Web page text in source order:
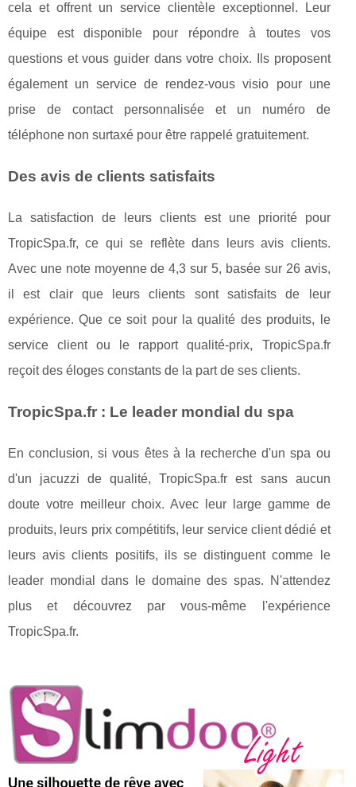
cela et offrent un service clientèle exceptionnel. Leur
équipe est disponible pour répondre à toutes vos
questions et vous guider dans votre choix. Ils proposent
également un service de rendez-vous visio pour une
prise de contact personnalisée et un numéro de
téléphone non surtaxé pour être rappelé gratuitement.
Des avis de clients satisfaits
La satisfaction de leurs clients est une priorité pour
TropicSpa.fr, ce qui se reflète dans leurs avis clients.
Avec une note moyenne de 4,3 sur 5, basée sur 26 avis,
il est clair que leurs clients sont satisfaits de leur
expérience. Que ce soit pour la qualité des produits, le
service client ou le rapport qualité-prix, TropicSpa.fr
reçoit des éloges constants de la part de ses clients.
TropicSpa.fr : Le leader mondial du spa
En conclusion, si vous êtes à la recherche d'un spa ou
d'un jacuzzi de qualité, TropicSpa.fr est sans aucun
doute votre meilleur choix. Avec leur large gamme de
produits, leurs prix compétitifs, leur service client dédié et
leurs avis clients positifs, ils se distinguent comme le
leader mondial dans le domaine des spas. N'attendez
plus et découvrez par vous-même l'expérience
TropicSpa.fr.